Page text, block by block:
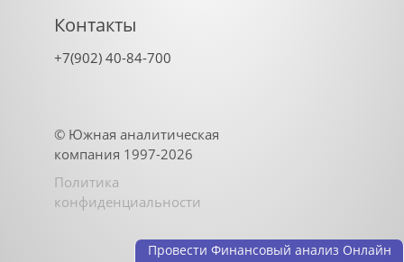
Провести Финансовый анализ Онлайн
Контакты
+7(902) 40-84-700
© Южная аналитическая
компания 1997-2026
Политика
конфиденциальности